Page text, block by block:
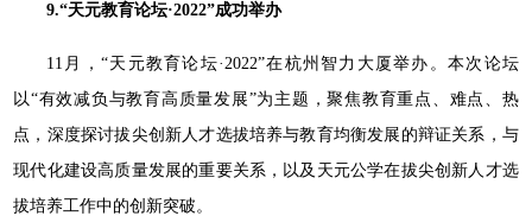
9.“天元教育论坛·2022”成功举办
11月，“天元教育论坛·2022”在杭州智力大厦举办。本次论坛
以“有效减负与教育高质量发展”为主题，聚焦教育重点、难点、热
点，深度探讨拔尖创新人才选拔培养与教育均衡发展的辩证关系，与
现代化建设高质量发展的重要关系，以及天元公学在拔尖创新人才选
拔培养工作中的创新突破。